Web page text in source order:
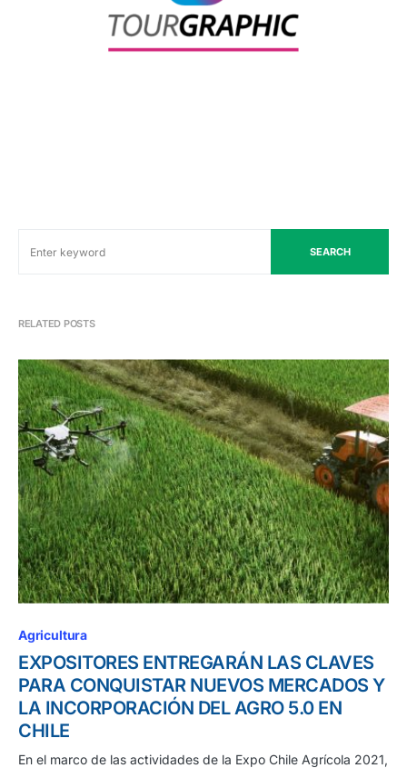
SEARCH
RELATED POSTS
Agricultura
EXPOSITORES ENTREGARÁN LAS CLAVES
PARA CONQUISTAR NUEVOS MERCADOS Y
LA INCORPORACIÓN DEL AGRO 5.0 EN
CHILE
En el marco de las actividades de la Expo Chile Agrícola 2021,